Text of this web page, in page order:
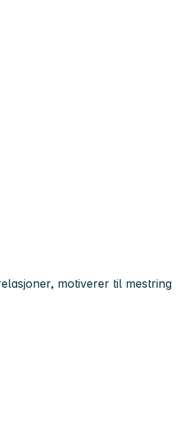
motiverer til mestring